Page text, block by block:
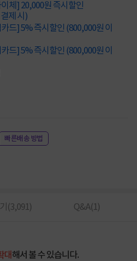
체] 20,000원 즉시할인
제 시)
드] 5% 즉시할인 (800,000원 이
드] 5% 즉시할인 (800,000원 이
빠른배송 방법
(3,091) Q&A(1)
대해서 볼 수 있습니다.